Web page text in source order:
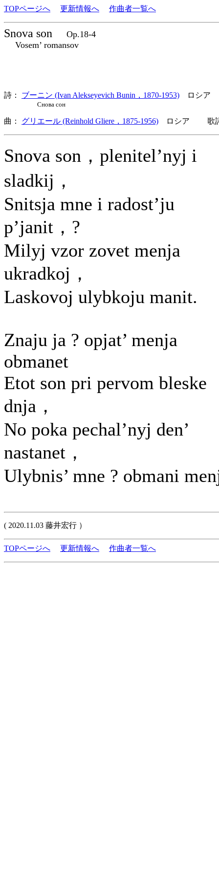
TOPページへ 更新情報へ 作曲者一覧へ
Snova son
Op.18-4
Vosem’ romansov
詩： ブーニン (Ivan Alekseyevich Bunin，1870-1953) ロシア
Снова сон
曲： グリエール (Reinhold Gliere，1875-1956) ロシア 歌詞
Snova son，plenitel’nyj i
sladkij，
Snitsja mne i radost’ju
p’janit，?
Milyj vzor zovet menja
ukradkoj，
Laskovoj ulybkoju manit.
Znaju ja ? opjat’ menja
obmanet
Etot son pri pervom bleske
dnja，
No poka pechal’nyj den’
nastanet，
Ulybnis’ mne ? obmani
( 2020.11.03 藤井宏行 ）
TOPページへ 更新情報へ 作曲者一覧へ